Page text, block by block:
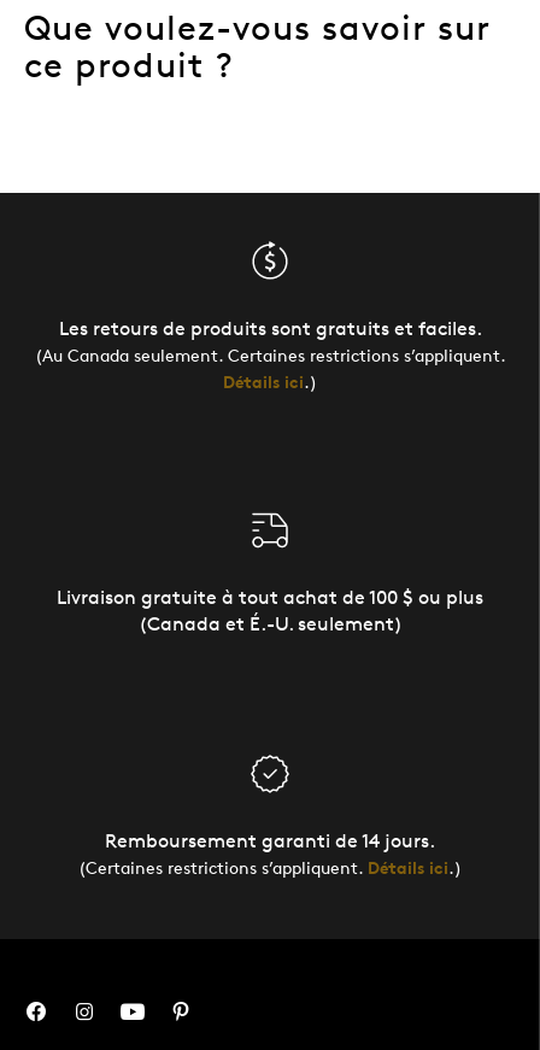
Que voulez-vous savoir sur
ce produit ?
Les retours de produits sont gratuits et faciles.
(Au Canada seulement. Certaines restrictions s’appliquent.
Détails ici.)
Livraison gratuite à tout achat de 100 $ ou plus
(Canada et É.-U. seulement)
Remboursement garanti de 14 jours.
(Certaines restrictions s’appliquent. Détails ici.)